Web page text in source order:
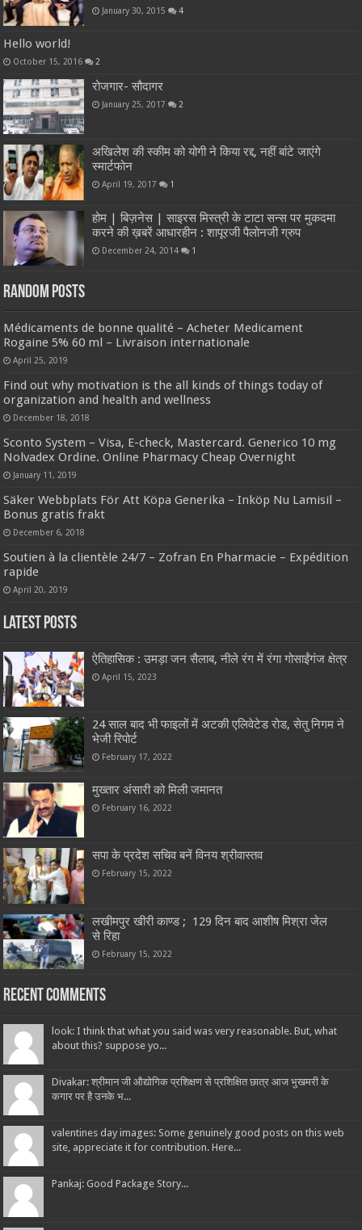
January 30, 2015 4
Hello world!
October 15, 2016 2
रोजगार- सौदागर
January 25, 2017 2
अखिलेश की स्कीम को योगी ने किया रद्द, नहीं बांटे जाएंगे
स्मार्टफोन
April 19, 2017 1
होम | बिज़नेस | साइरस मिस्त्री के टाटा सन्स पर मुकदमा
करने की ख़बरें आधारहीन : शापूरजी पैलोनजी ग्रुप
December 24, 2014 1
Random Posts
Médicaments de bonne qualité – Acheter Medicament
Rogaine 5% 60 ml – Livraison internationale
April 25, 2019
Find out why motivation is the all kinds of things today of
organization and health and wellness
December 18, 2018
Sconto System – Visa, E-check, Mastercard. Generico 10 mg
Nolvadex Ordine. Online Pharmacy Cheap Overnight
January 11, 2019
Säker Webbplats För Att Köpa Generika – Inköp Nu Lamisil –
Bonus gratis frakt
December 6, 2018
Soutien à la clientèle 24/7 – Zofran En Pharmacie – Expédition
rapide
April 20, 2019
Latest Posts
ऐतिहासिक : उमड़ा जन सैलाब, नीले रंग में रंगा गोसाईंगंज क्षेत्र
April 15, 2023
24 साल बाद भी फाइलों में अटकी एलिवेटेड रोड, सेतु निगम ने
भेजी रिपोर्ट
February 17, 2022
मुख्तार अंसारी को मिली जमानत
February 16, 2022
सपा के प्रदेश सचिव बनें विनय श्रीवास्तव
February 15, 2022
लखीमपुर खीरी काण्ड ; 129 दिन बाद आशीष मिश्रा जेल
से रिहा
February 15, 2022
Recent Comments
look: I think that what you said was very reasonable. But, what
about this? suppose yo...
Divakar: श्रीमान जी औद्योगिक प्रशिक्षण से प्रशिक्षित छात्र आज भुखमरी के
कगार पर है उनके भ...
valentines day images: Some genuinely good posts on this web
site, appreciate it for contribution. Here...
Pankaj: Good Package Story...